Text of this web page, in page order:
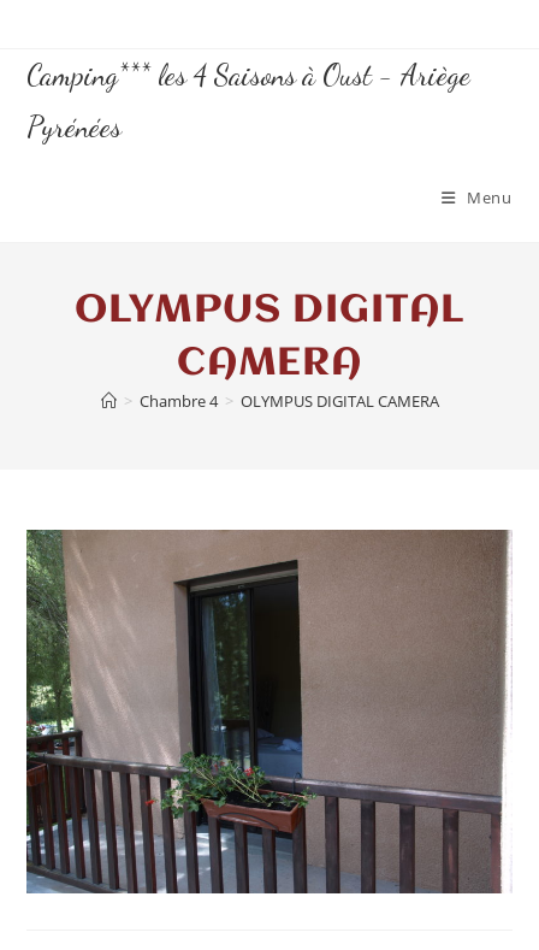
Camping*** les 4 Saisons à Oust - Ariège
Pyrénées
Menu
OLYMPUS DIGITAL
CAMERA
> Chambre 4 > OLYMPUS DIGITAL CAMERA